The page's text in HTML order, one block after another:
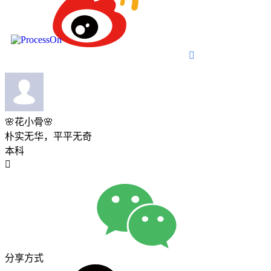

🌸花小骨🌸
朴实无华，平平无奇
本科

分享方式